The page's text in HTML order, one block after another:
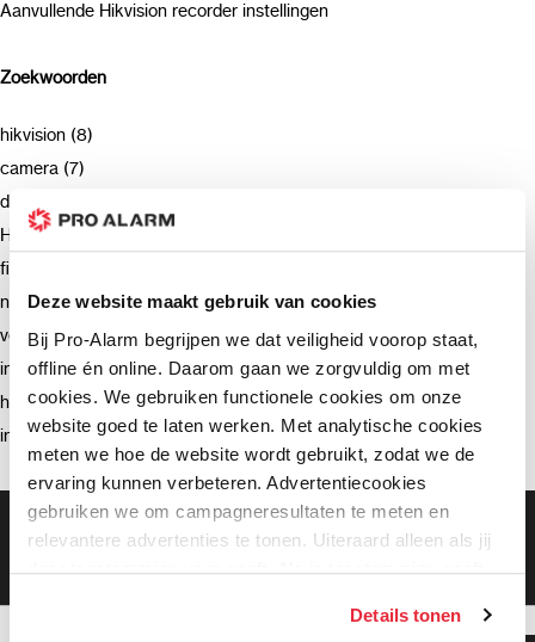
Deze website maakt gebruik van cookies
Bij Pro-Alarm begrijpen we dat veiligheid voorop staat,
offline én online. Daarom gaan we zorgvuldig om met
cookies. We gebruiken functionele cookies om onze
website goed te laten werken. Met analytische cookies
meten we hoe de website wordt gebruikt, zodat we de
ervaring kunnen verbeteren. Advertentiecookies
gebruiken we om campagneresultaten te meten en
relevantere advertenties te tonen. Uiteraard alleen als jij
daar toestemming voor geeft. Als je toestemming geeft,
kunnen deze gegevens combineren met informatie die zij
Details tonen
Aanvullende Hikvision recorder instellingen
Zoekwoorden
hikvision (8)
camera (7)
deurbel (4)
Hikvision (3)
firmware (3)
netwerkrecorder (2)
verzending (2)
intercom (2)
hik-connect (2)
installatie (2)
Gratis bezorging vanaf €99,-
Gratis retourneren binnen 90 dagen*
Klanten geven ons een 9.3 gemiddeld